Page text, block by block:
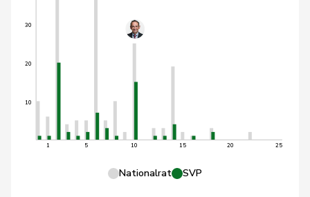
10
20
30
1 5 10 15 20 25
Nationalrat SVP